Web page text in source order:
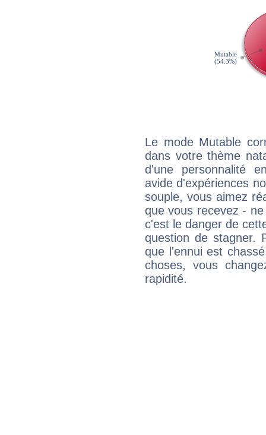
Le mode Mutable
dans votre thème
d'une personnalité
avide d'expériences
souple, vous aimez
que vous recevez -
c'est le danger de
question de stagner.
que l'ennui est
choses, vous
rapidité.